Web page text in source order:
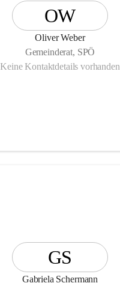
OW
Oliver Weber
Gemeinderat, SPÖ
Keine Kontaktdetails vorhanden
GS
Gabriela Schermann